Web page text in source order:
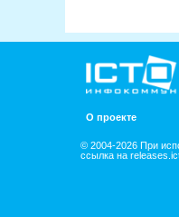
О проекте
© 2004-2026 При
ссылка на